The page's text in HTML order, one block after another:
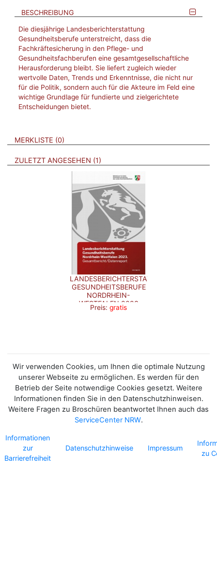
BESCHREIBUNG
Die diesjährige Landesberichterstattung
Gesundheitsberufe unterstreicht, dass die
Fachkräftesicherung in den Pflege- und
Gesundheitsfachberufen eine gesamtgesellschaftliche
Herausforderung bleibt. Sie liefert zugleich wieder
wertvolle Daten, Trends und Erkenntnisse, die nicht nur
für die Politik, sondern auch für die Akteure im Feld eine
wichtige Grundlage für fundierte und zielgerichtete
Entscheidungen bietet.
VERWEISE AUF VERMERKTE- ODER ZULETZT ANGESEHENE
MERKLISTE 0 BROSCHÜREN
ZULETZT ANGESEHEN 1 BROSCHÜREN
LANDESBERICHTERSTATTUNG
GESUNDHEITSBERUFE
NORDRHEIN-
WESTFALEN 2023
Preis: gratis
Wir verwenden Cookies, um Ihnen die optimale Nutzung
unserer Webseite zu ermöglichen. Es werden für den
Betrieb der Seite notwendige Cookies gesetzt. Weitere
Informationen finden Sie in den Datenschutzhinweisen.
Weitere Fragen zu Broschüren beantwortet Ihnen auch das
ServiceCenter NRW.
Informationen
zur
Barrierefreiheit
Datenschutzhinweise Impressum
zu